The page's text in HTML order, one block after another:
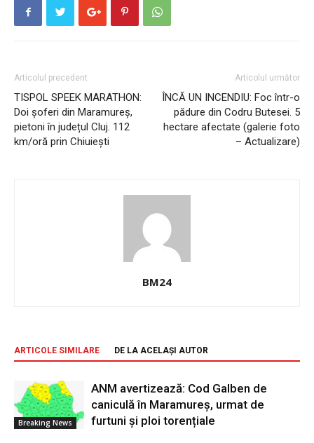
Articolul precedent
TISPOL SPEEK MARATHON:
Doi șoferi din Maramureș,
pietoni în județul Cluj. 112
km/oră prin Chiuiești
Articolul următor
ÎNCĂ UN INCENDIU: Foc într-o
pădure din Codru Butesei. 5
hectare afectate (galerie foto
– Actualizare)
BM24
ARTICOLE SIMILARE DE LA ACELAȘI AUTOR
Breaking News
ANM avertizează: Cod Galben de
caniculă în Maramureș, urmat de
furtuni și ploi torențiale